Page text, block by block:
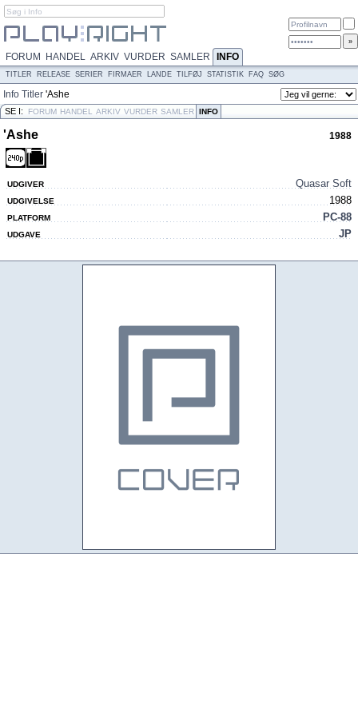
FORUM HANDEL ARKIV VURDER SAMLER INFO
TITLER RELEASE SERIER FIRMAER LANDE TILFØJ STATISTIK FAQ SØG
Info Titler 'Ashe
SE I: FORUM HANDEL ARKIV VURDER SAMLER INFO
'Ashe 1988
UDGIVER Quasar Soft
UDGIVELSE 1988
PLATFORM PC-88
UDGAVE JP